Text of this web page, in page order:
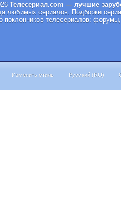
Телесериал.com — лучшие
любимых сериалов. Подборки
поклонников телесериалов:
Изменить стиль Русский (RU)